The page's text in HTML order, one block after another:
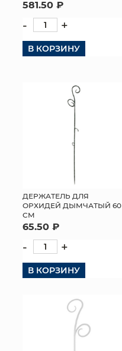
581.50 ₽
- +
В КОРЗИНУ
ДЕРЖАТЕЛЬ ДЛЯ
ОРХИДЕЙ ДЫМЧАТЫЙ 60
СМ
65.50 ₽
- +
В КОРЗИНУ